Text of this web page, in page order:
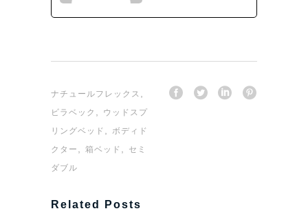
ナチュールフレックス
ビラベック
ウッドスプ
リングベッド
ボディド
クター
箱ベッド
セミ
ダブル
Related Posts